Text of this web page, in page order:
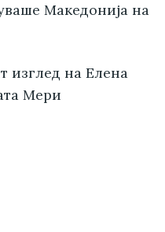
Македонија на
изглед на Елена
Мери